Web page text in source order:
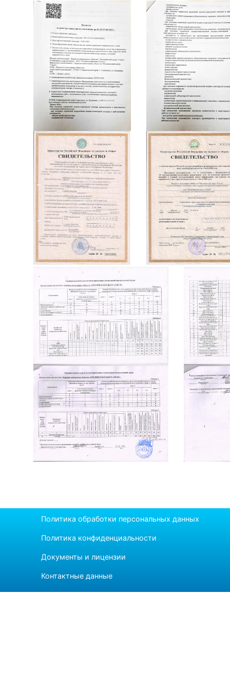
Политика обработки персональных данных
Политика конфиденциальности
Документы и лицензии
Контактные данные